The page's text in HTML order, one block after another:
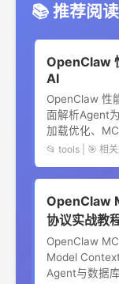
📚 推荐阅读
OpenClaw
AI
OpenClaw 性
面解析Agent
加载优化、
📂 tools | 🎯 相
OpenClaw
协议实战教
OpenClaw
Model
Agent与数据